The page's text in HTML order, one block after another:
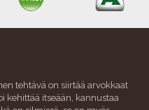
tehtävä on siirtää arvokkaat
kehittää itseään, kannustaa